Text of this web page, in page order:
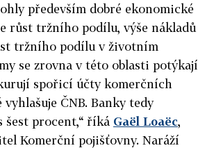
především dobré ekonomické
růst tržního podílu, výše nákladů
tržního podílu v životním
se zrovna v této oblasti potýkají
spořicí účty komerčních
ČNB. Banky tedy
šest procent,“ říká Gaël Loaëc,
Komerční pojišťovny. Naráží